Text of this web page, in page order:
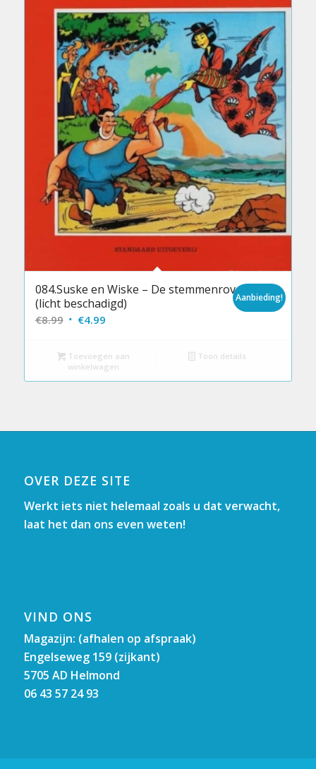
084.Suske en Wiske – De stemmenrover
(licht beschadigd)
€8.99 Oorspronkelijke
was:
€8.99.
€4.99Huidige
is:
€4.99.
Aanbieding!
Toevoegen aan
winkelwagen
Toon details
OVER DEZE SITE
Werkt iets niet helemaal zoals u dat verwacht,
laat het dan ons even weten!
VIND ONS
Magazijn: (afhalen op afspraak)
Engelseweg 159 (zijkant)
5705 AD Helmond
06 43 57 24 93